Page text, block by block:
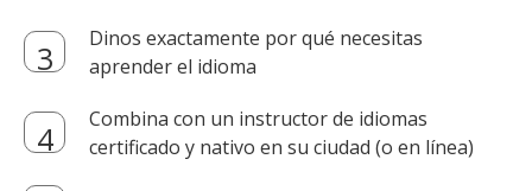
Dinos exactamente por qué necesitas
aprender el idioma
Combina con un instructor de idiomas
certificado y nativo en su ciudad (o en línea)